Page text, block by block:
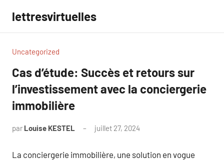
contenu
lettresvirtuelles
Uncategorized
Cas d’étude: Succès et retours sur
l’investissement avec la conciergerie
immobilière
par Louise KESTEL juillet 27, 2024
La conciergerie immobilière, une solution en vogue